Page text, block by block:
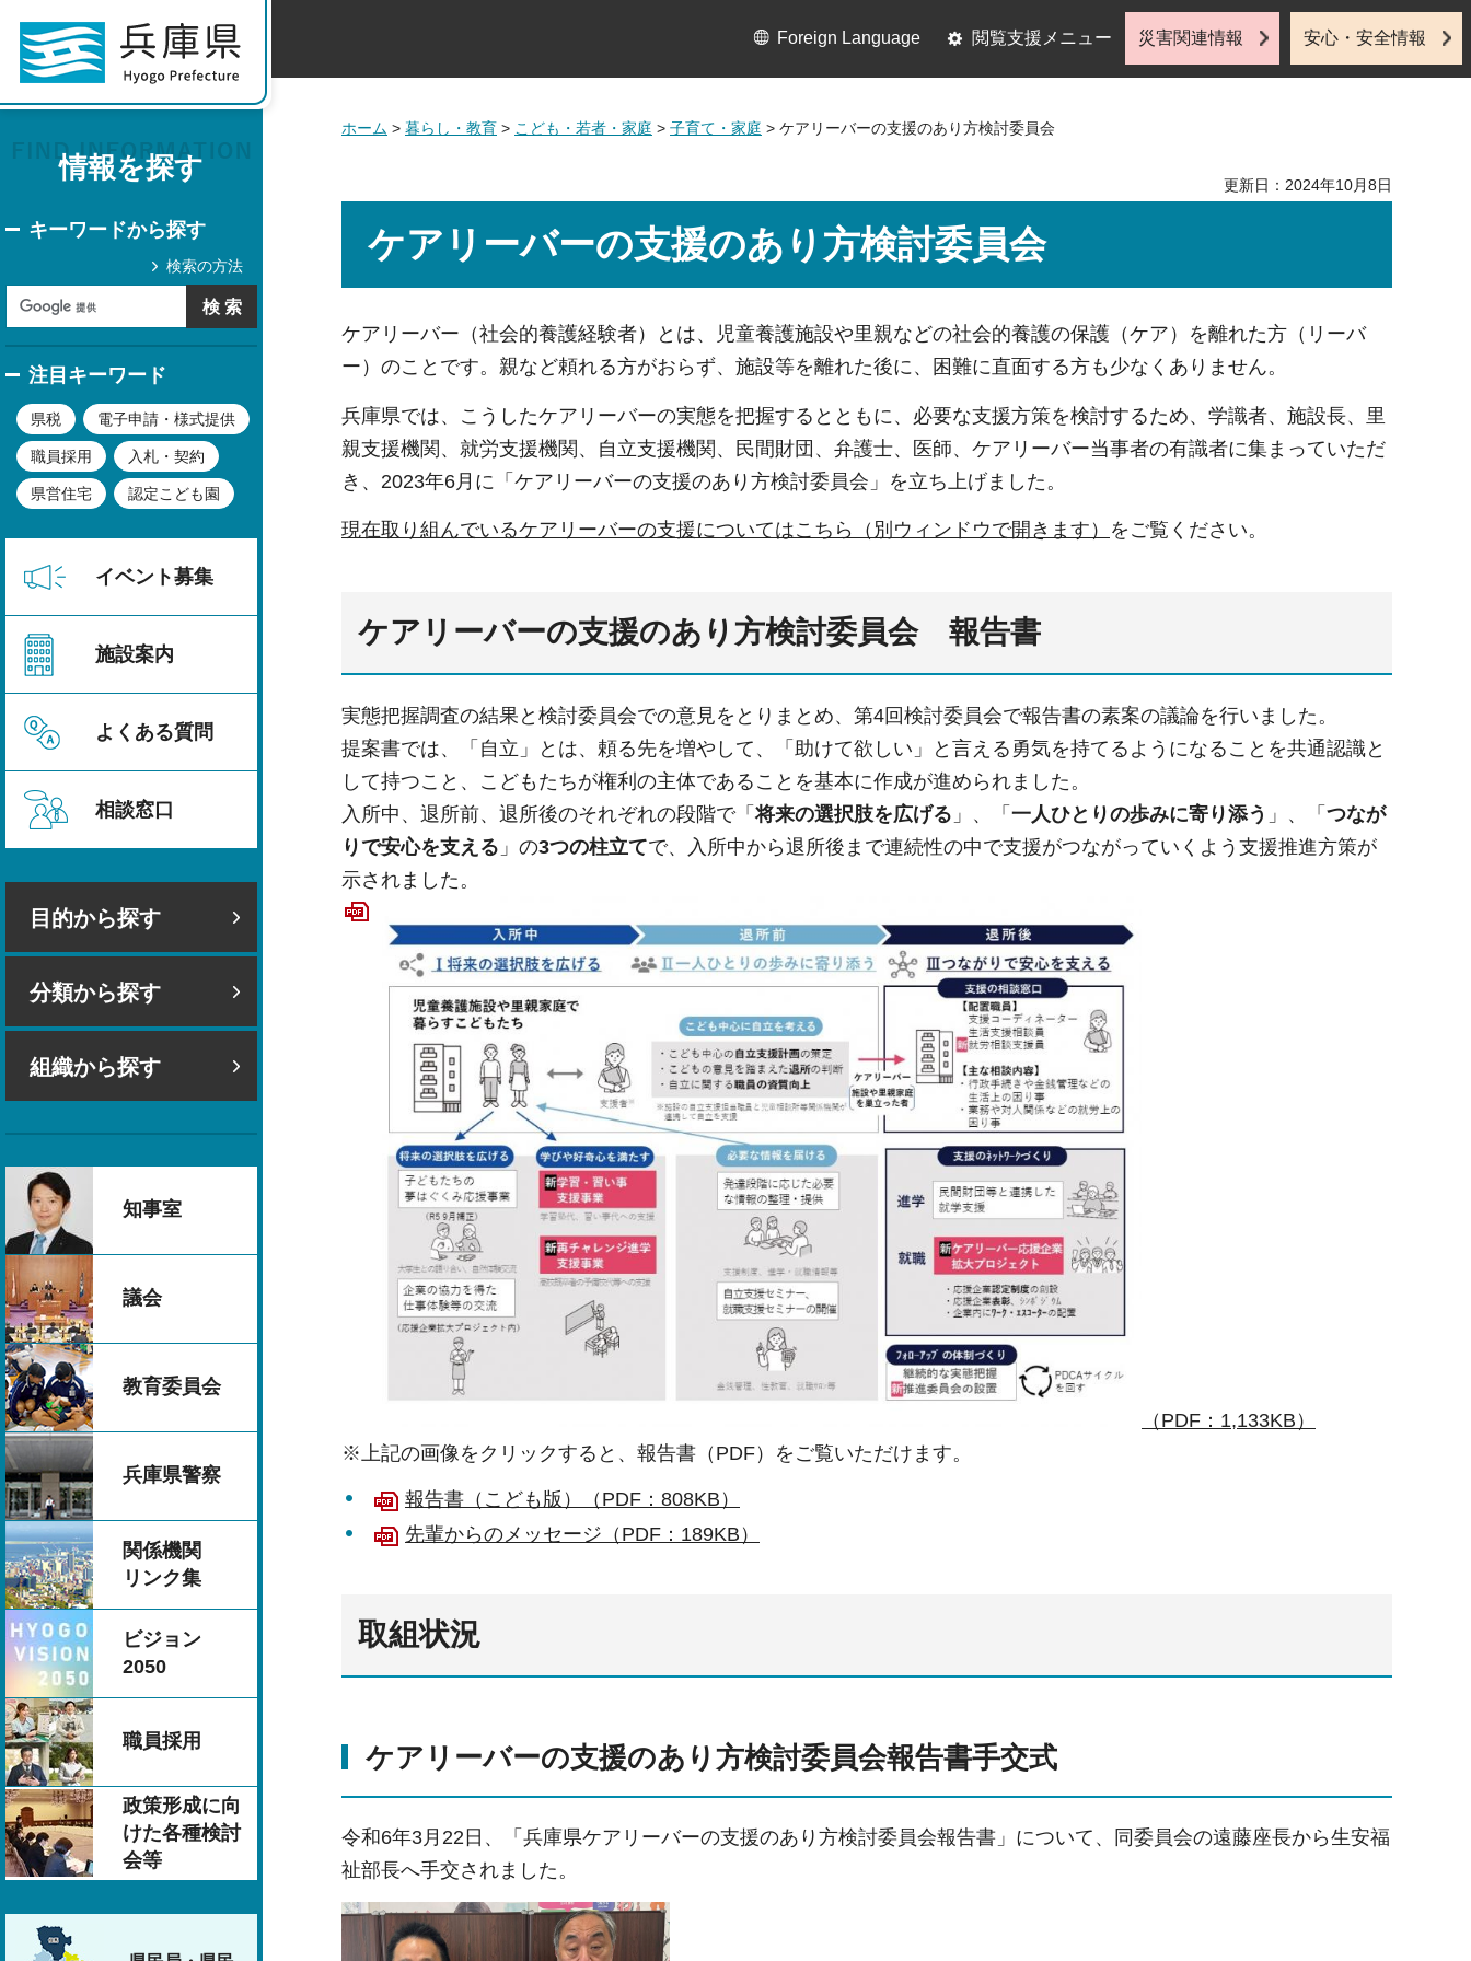
情報を探す
キーワードから探す
検索の方法
注目キーワード
県税 電子申請・様式提供
職員採用 入札・契約
県営住宅 認定こども園
イベント募集
施設案内
よくある質問
相談窓口
目的から探す
分類から探す
組織から探す
知事室
議会
教育委員会
兵庫県警察
関係機関
リンク集
ビジョン
2050
職員採用
政策形成に向
けた各種検討
会等
Foreign Language 閲覧支援メニュー 災害関連情報 安心・安全情報
ホーム > 暮らし・教育 > こども・若者・家庭 > 子育て・家庭 > ケアリーバーの支援のあり方検討委員会
更新日：2024年10月8日
ケアリーバーの支援のあり方検討委員会
ケアリーバー（社会的養護経験者）とは、児童養護施設や里親などの社会的養護の保護（ケア）を離れた方（リーバ
ー）のことです。親など頼れる方がおらず、施設等を離れた後に、困難に直面する方も少なくありません。
兵庫県では、こうしたケアリーバーの実態を把握するとともに、必要な支援方策を検討するため、学識者、施設長、里
親支援機関、就労支援機関、自立支援機関、民間財団、弁護士、医師、ケアリーバー当事者の有識者に集まっていただ
き、2023年6月に「ケアリーバーの支援のあり方検討委員会」を立ち上げました。
現在取り組んでいるケアリーバーの支援についてはこちら（別ウィンドウで開きます） をご覧ください。
ケアリーバーの支援のあり方検討委員会 報告書
実態把握調査の結果と検討委員会での意見をとりまとめ、第4回検討委員会で報告書の素案の議論を行いました。
提案書では、「自立」とは、頼る先を増やして、「助けて欲しい」と言える勇気を持てるようになることを共通認識と
して持つこと、こどもたちが権利の主体であることを基本に作成が進められました。
入所中、退所前、退所後のそれぞれの段階で「 将来の選択肢を広げる 」、「 一人ひとりの歩みに寄り添う 」、「 つなが
りで安心を支える 」の3つの柱立てで、入所中から退所後まで連続性の中で支援がつながっていくよう支援推進方策が
示されました。
（PDF：1,133KB）
※上記の画像をクリックすると、報告書（PDF）をご覧いただけます。
報告書（こども版）（PDF：808KB）
先輩からのメッセージ（PDF：189KB）
取組状況
ケアリーバーの支援のあり方検討委員会報告書手交式
令和6年3月22日、「兵庫県ケアリーバーの支援のあり方検討委員会報告書」について、同委員会の遠藤座長から生安福
祉部長へ手交されました。